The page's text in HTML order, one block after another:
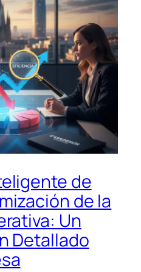
de
de la
Un
Detallado